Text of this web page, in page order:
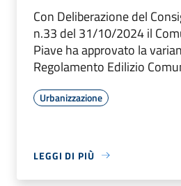
Con Deliberazione del
n.33 del 31/10/2024 il
Piave ha approvato la
Regolamento Edilizio
Urbanizzazione
LEGGI DI PIÙ